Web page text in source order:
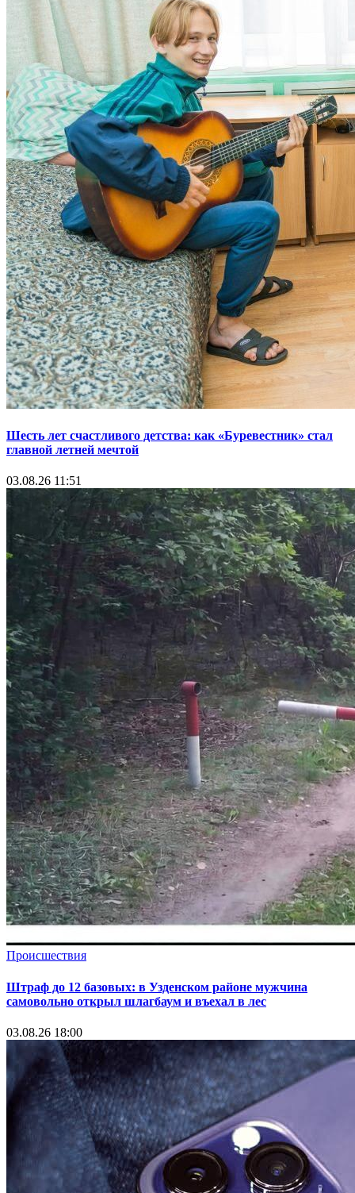
Шесть лет счастливого детства: как «Буревестник» стал
главной летней мечтой
03.08.26 11:51
Происшествия
Штраф до 12 базовых: в Узденском районе мужчина
самовольно открыл шлагбаум и въехал в лес
03.08.26 18:00